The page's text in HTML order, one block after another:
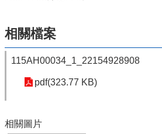
核
學
案
相關檔案
115AH00034_1_22154928908
pdf(323.77 KB)
相關圖片